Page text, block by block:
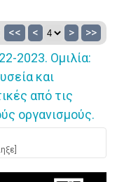
<< < > >>
2023. Ομιλία:
και
από τις
οργανισμούς.